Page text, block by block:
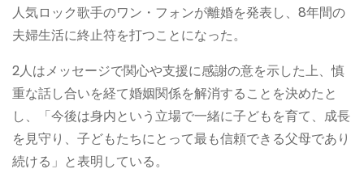
人気ロック歌手のワン・フォンが離婚を発表し、8年間の
夫婦生活に終止符を打つことになった。
2人はメッセージで関心や支援に感謝の意を示した上、慎
重な話し合いを経て婚姻関係を解消することを決めたと
し、「今後は身内という立場で一緒に子どもを育て、成長
を見守り、子どもたちにとって最も信頼できる父母であり
続ける」と表明している。